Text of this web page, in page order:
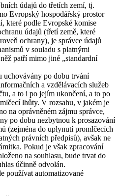
údajů do třetích zemí, tj.
Evropský hospodářský prostor
které podle Evropské komise
údajů (třetí země, které
ochrany), je správce údajů
v souladu s platnými
patří mimo jiné „standardní
uchovávány po dobu trvání
a vzdělávacích služeb
a to i po jejím ukončení, a to po
lhůty. V rozsahu, v jakém je
na oprávněném zájmu správce,
po dobu nezbytnou k prosazování
(zejména do uplynutí promlčecích
právních předpisů), avšak ne
Pokud je však zpracování
na souhlasu, bude trvat do
účinně odvolán.
používat automatizované